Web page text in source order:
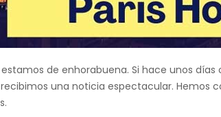
estamos de enhorabuena. Si hace unos
una noticia espectacular. Hemos